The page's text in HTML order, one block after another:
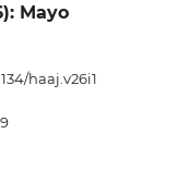
Mayo
haaj.v26i1